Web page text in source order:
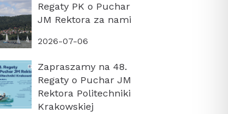
Regaty PK o Puchar
JM Rektora za nami
2026-07-06
Zapraszamy na 48.
Regaty o Puchar JM
Rektora Politechniki
Krakowskiej